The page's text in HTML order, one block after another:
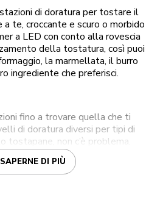
di doratura per tostare il
a te, croccante e scuro o morbido
a LED con conto alla rovescia
della tostatura, così puoi
la marmellata, il burro
ingrediente che preferisci.
fino a trovare quella che ti
di doratura diversi per tipi di
tostapane, non c’è problema.
DI PIÙ